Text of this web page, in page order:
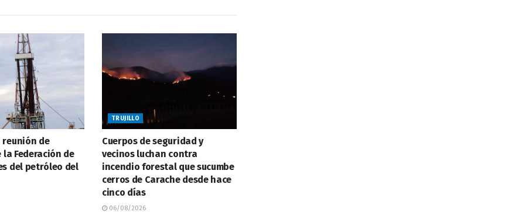
reunión de
Federación de
del petróleo del
TRUJILLO
Cuerpos de seguridad y
vecinos luchan contra
incendio forestal que sucumbe
cerros de Carache desde hace
cinco días
06/08/2026